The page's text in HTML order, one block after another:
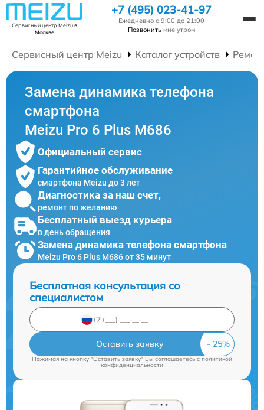
Сервисный центр Meizuв
Москве
+7 (495) 023-41-97
Ежедневно с 9:00 до 21:00
Позвонить мне утром
Сервисный центр Meizu Каталог устройств
Замена динамика телефона
смартфона
Meizu Pro 6 Plus M686
Официальный сервис
Гарантийное обслуживание
смартфона Meizu до 3 лет
Диагностика за наш счет,
ремонт по желанию
Бесплатный выезд курьера
в день обращения
Замена динамика телефона смартфона
Meizu Pro 6 Plus M686 от 35 минут
Бесплатная консультация со
специалистом
Оставить заявку
Нажимая на кнопку "Оставить заявку" Вы соглашаетесь cполитикой
конфиденциальности